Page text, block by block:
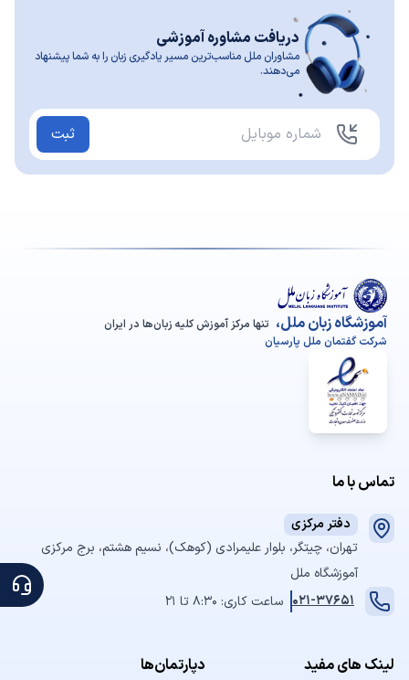
دریافت مشاوره آموزشی
مشاوران ملل مناسب‌ترین مسیر یادگیری زبان را به شما پیشنهاد
می‌دهند.
ثبت
آموزشگاه زبان ملل، تنها مرکز آموزش کلیه زبان‌ها در ایران
شرکت گفتمان ملل پارسیان
تماس با ما
دفتر مرکزی
تهران، چیتگر، بلوار علیمرادی (کوهک)، نسیم هشتم، برج مرکزی
آموزشگاه ملل
021-37651 ساعت کاری: 8:30 تا 21
لینک های مفید دپارتمان‌ها